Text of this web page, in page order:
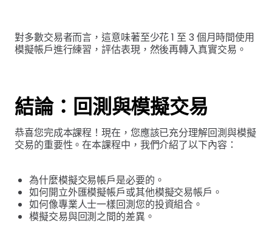
對多數交易者而言，這意味著至少花 1 至 3 個月時間使用
模擬帳戶進行練習，評估表現，然後再轉入真實交易。
結論：回測與模擬交易
恭喜您完成本課程！現在，您應該已充分理解回測與模擬
交易的重要性。在本課程中，我們介紹了以下內容：
為什麼模擬交易帳戶是必要的。
如何開立外匯模擬帳戶或其他模擬交易帳戶。
如何像專業人士一樣回測您的投資組合。
模擬交易與回測之間的差異。